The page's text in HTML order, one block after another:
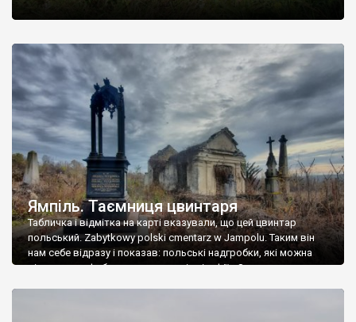
Ямпіль. Таємниця цвинтаря
Табличка і відмітка на карті вказували, що цей цвинтар
польський. Zabytkowy polski cmentarz w Jampolu. Таким він
нам себе відразу і показав: польські надгробки, які можна
віднести до фабричних, польські епітафії… Загалом цвинтар